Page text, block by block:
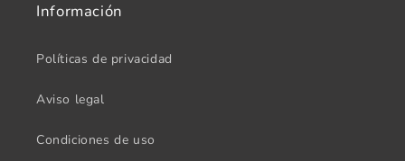
Información
Políticas de privacidad
Aviso legal
Condiciones de uso